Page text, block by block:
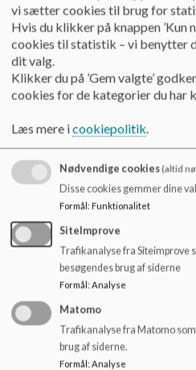
Pkt. 5 Nyt fra elevråd
Pkt. 6
Tillæg til
kvalitetsrapporten
Valg til bestyrelsen –
hvordan i en Coronatid?
vi sætter cookies til brug for
Hvis du klikker på knappen ’Kun
cookies til statistik – vi benytter
dit valg.
Klikker du på ’Gem valgte’
cookies for de kategorier du har
Læs mere icookiepolitik.
Nødvendige cookies(altid
Disse cookies gemmer dine
Formål: Funktionalitet
SiteImprove
Trafikanalyse fra Siteimprove
besøgendes brug af siderne
Formål: Analyse
Matomo
Trafikanalyse fra Matomo
brug af siderne.
Formål: Analyse